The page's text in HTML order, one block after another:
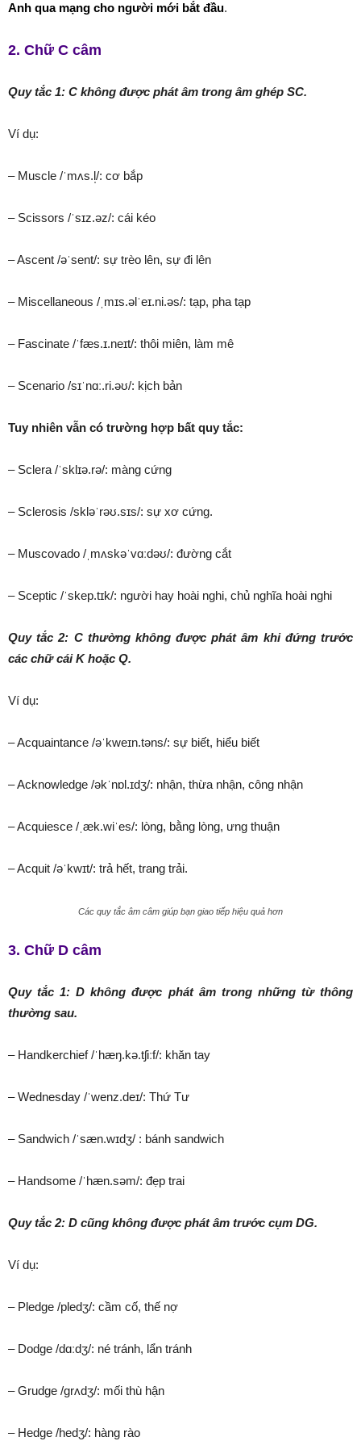
Anh qua mạng cho người mới bắt đầu.
2. Chữ C câm
Quy tắc 1: C không được phát âm trong âm ghép SC.
Ví dụ:
– Muscle /ˈmʌs.l̩/: cơ bắp
– Scissors /ˈsɪz.əz/: cái kéo
– Ascent /əˈsent/: sự trèo lên, sự đi lên
– Miscellaneous /ˌmɪs.əlˈeɪ.ni.əs/: tạp, pha tạp
– Fascinate /ˈfæs.ɪ.neɪt/: thôi miên, làm mê
– Scenario /sɪˈnɑː.ri.əʊ/: kịch bản
Tuy nhiên vẫn có trường hợp bất quy tắc:
– Sclera /ˈsklɪə.rə/: màng cứng
– Sclerosis /skləˈrəʊ.sɪs/: sự xơ cứng.
– Muscovado /ˌmʌskəˈvɑːdəʊ/: đường cắt
– Sceptic /ˈskep.tɪk/: người hay hoài nghi, chủ nghĩa hoài nghi
Quy tắc 2: C thường không được phát âm khi đứng trước
các chữ cái K hoặc Q.
Ví dụ:
– Acquaintance /əˈkweɪn.təns/: sự biết, hiểu biết
– Acknowledge /əkˈnɒl.ɪdʒ/: nhận, thừa nhận, công nhận
– Acquiesce /ˌæk.wiˈes/: lòng, bằng lòng, ưng thuận
– Acquit /əˈkwɪt/: trả hết, trang trải.
Các quy tắc âm câm giúp bạn giao tiếp hiệu quả hơn
3. Chữ D câm
Quy tắc 1: D không được phát âm trong những từ thông
thường sau.
– Handkerchief /ˈhæŋ.kə.tʃiːf/: khăn tay
– Wednesday /ˈwenz.deɪ/: Thứ Tư
– Sandwich /ˈsæn.wɪdʒ/ : bánh sandwich
– Handsome /ˈhæn.səm/: đẹp trai
Quy tắc 2: D cũng không được phát âm trước cụm DG.
Ví dụ:
– Pledge /pledʒ/: cầm cố, thế nợ
– Dodge /dɑːdʒ/: né tránh, lẩn tránh
– Grudge /ɡrʌdʒ/: mối thù hận
– Hedge /hedʒ/: hàng rào